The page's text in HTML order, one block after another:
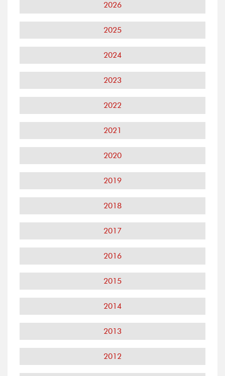
2026
2025
2024
2023
2022
2021
2020
2019
2018
2017
2016
2015
2014
2013
2012